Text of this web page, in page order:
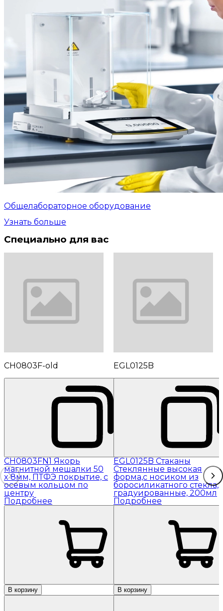
Общелабораторное оборудование
Узнать больше
Специально для вас
CH0803F-old
CH0803FN1 Якорь
магнитной мешалки 50
x 8мм, ПТФЭ покрытие, с
осевым кольцом по
центру
Подробнее
В корзину
EGL0125B
EGL0125B Стаканы
Стеклянные высокая
форма,с носиком из
боросиликатного стекла,
градуированные, 200мл
Подробнее
В корзину